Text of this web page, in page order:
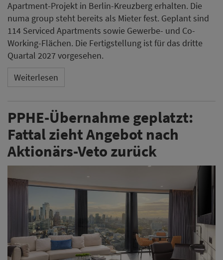
Apartment-Projekt in Berlin-Kreuzberg erhalten. Die
numa group steht bereits als Mieter fest. Geplant sind
114 Serviced Apartments sowie Gewerbe- und Co-
Working-Flächen. Die Fertigstellung ist für das dritte
Quartal 2027 vorgesehen.
Weiterlesen
PPHE-Übernahme geplatzt:
Fattal zieht Angebot nach
Aktionärs-Veto zurück